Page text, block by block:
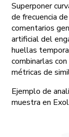
Superponer
de frecuencia
comentarios
artificial del
huellas
combinarlas
métricas de
Ejemplo de
muestra en